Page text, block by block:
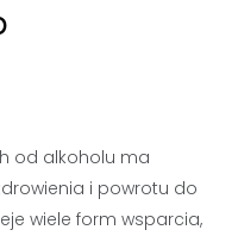
od alkoholu ma
i powrotu do
wiele form wsparcia,